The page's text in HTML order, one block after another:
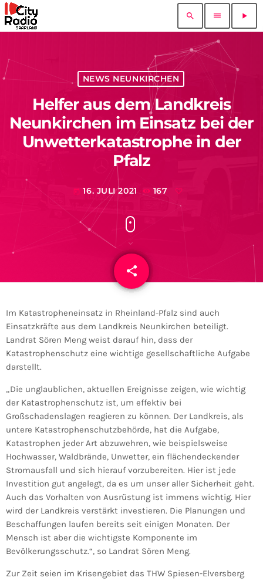
search menu play_arrow
NEWS NEUNKIRCHEN
Helfer aus dem Landkreis
Neunkirchen im Einsatz bei der
Unwetterkatastrophe in der
Pfalz
today 16. JULI 2021 167
share
email
Im Katastropheneinsatz in Rheinland-Pfalz sind auch
Einsatzkräfte aus dem Landkreis Neunkirchen beteiligt.
Landrat Sören Meng weist darauf hin, dass der
Katastrophenschutz eine wichtige gesellschaftliche Aufgabe
darstellt.
„Die unglaublichen, aktuellen Ereignisse zeigen, wie wichtig
der Katastrophenschutz ist, um effektiv bei
Großschadenslagen reagieren zu können. Der Landkreis, als
untere Katastrophenschutzbehörde, hat die Aufgabe,
Katastrophen jeder Art abzuwehren, wie beispielsweise
Hochwasser, Waldbrände, Unwetter, ein flächendeckender
Stromausfall und sich hierauf vorzubereiten. Hier ist jede
Investition gut angelegt, da es um unser aller Sicherheit geht.
Auch das Vorhalten von Ausrüstung ist immens wichtig. Hier
wird der Landkreis verstärkt investieren. Die Planungen und
Beschaffungen laufen bereits seit einigen Monaten. Der
Mensch ist aber die wichtigste Komponente im
Bevölkerungsschutz.“, so Landrat Sören Meng.
Zur Zeit seien im Krisengebiet das THW Spiesen-Elversberg